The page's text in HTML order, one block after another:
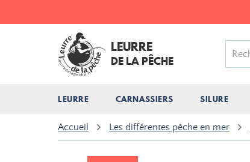
LEURRE
DE LA PÊCHE
LEURRE CARNASSIERS SILURE
Accueil Les différentes pêche en mer